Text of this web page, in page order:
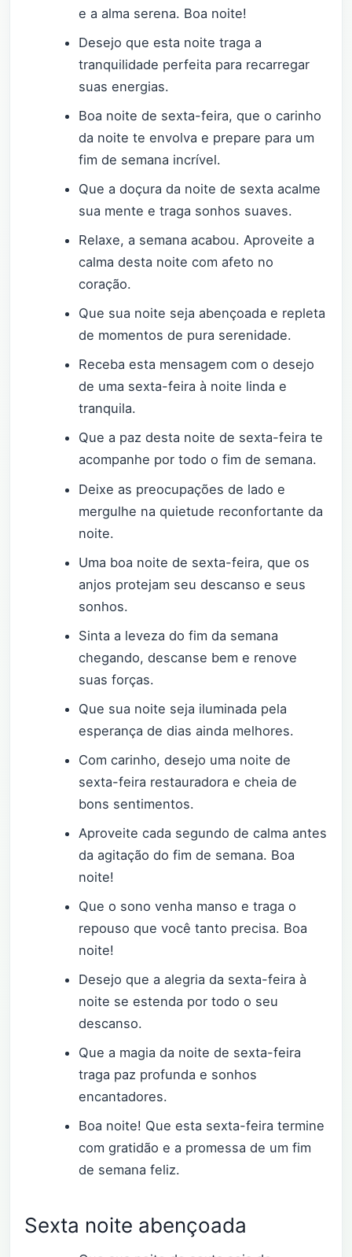
e a alma serena. Boa noite!
Desejo que esta noite traga a
tranquilidade perfeita para recarregar
suas energias.
Boa noite de sexta-feira, que o carinho
da noite te envolva e prepare para um
fim de semana incrível.
Que a doçura da noite de sexta acalme
sua mente e traga sonhos suaves.
Relaxe, a semana acabou. Aproveite a
calma desta noite com afeto no
coração.
Que sua noite seja abençoada e repleta
de momentos de pura serenidade.
Receba esta mensagem com o desejo
de uma sexta-feira à noite linda e
tranquila.
Que a paz desta noite de sexta-feira te
acompanhe por todo o fim de semana.
Deixe as preocupações de lado e
mergulhe na quietude reconfortante da
noite.
Uma boa noite de sexta-feira, que os
anjos protejam seu descanso e seus
sonhos.
Sinta a leveza do fim da semana
chegando, descanse bem e renove
suas forças.
Que sua noite seja iluminada pela
esperança de dias ainda melhores.
Com carinho, desejo uma noite de
sexta-feira restauradora e cheia de
bons sentimentos.
Aproveite cada segundo de calma antes
da agitação do fim de semana. Boa
noite!
Que o sono venha manso e traga o
repouso que você tanto precisa. Boa
noite!
Desejo que a alegria da sexta-feira à
noite se estenda por todo o seu
descanso.
Que a magia da noite de sexta-feira
traga paz profunda e sonhos
encantadores.
Boa noite! Que esta sexta-feira termine
com gratidão e a promessa de um fim
de semana feliz.
Sexta noite abençoada